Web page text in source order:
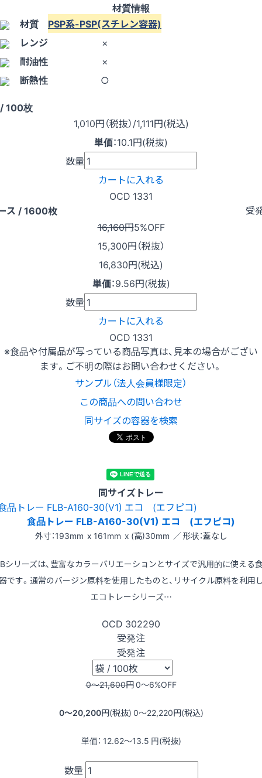
材質情報
材質 PSP系-PSP(スチレン容器)
レンジ
×
耐油性
×
断熱性
○
100枚
1,010円（税抜）/1,111円(税込)
単価：10.1円(税抜)
数量
カートに入れる
OCD 1331
ス / 1600枚
受
16,160円5%OFF
15,300円（税抜）
16,830円(税込)
単価：9.56円(税抜)
数量
カートに入れる
OCD 1331
※食品や付属品が写っている商品写真は、見本の場合がござい
ます。ご不明の際はお問い合わせください。
サンプル（法人会員様限定）
この商品への問い合わせ
同サイズの容器を検索
同サイズトレー
食品トレー FLB-A160-30(V1) エコ (エフピコ)
外寸：193mm x 161mm x (高)30mm ／ 形状：蓋なし
シリーズは、豊富なカラーバリエーションとサイズで汎用的に使える
です。通常のバージン原料を使用したものと、リサイクル原料を利用
エコトレーシリーズ…
OCD 302290
受発注
受発注
0〜21,600円0〜6%OFF
0〜20,200円(税抜) 0〜22,220円(税込)
単価： 12.62〜13.5 円(税抜)
数量